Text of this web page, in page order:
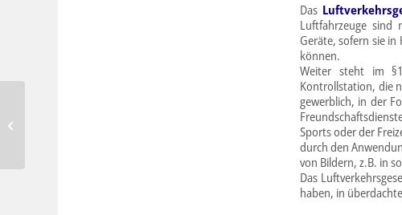
Das
Luftfahrzeuge sind
Geräte, sofern sie
können.
Weiter steht im
Kontrollstation, die
gewerblich, in der
Sports oder der
durch den
von Bildern, z.B. in
Das
haben, in